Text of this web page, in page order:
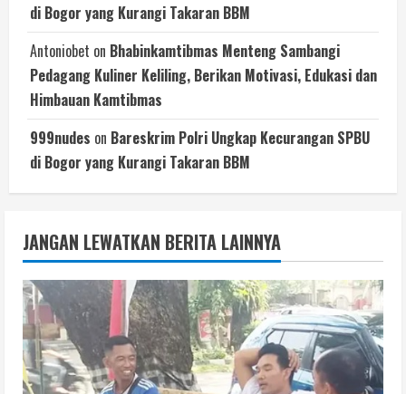
di Bogor yang Kurangi Takaran BBM
Antoniobet on Bhabinkamtibmas Menteng Sambangi
Pedagang Kuliner Keliling, Berikan Motivasi, Edukasi dan
Himbauan Kamtibmas
999nudes on Bareskrim Polri Ungkap Kecurangan SPBU
di Bogor yang Kurangi Takaran BBM
JANGAN LEWATKAN BERITA LAINNYA